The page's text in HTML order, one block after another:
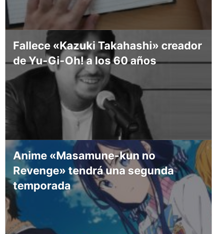
Fallece «Kazuki Takahashi» creador
de Yu-Gi-Oh! a los 60 años
Anime «Masamune-kun no
Revenge» tendrá una segunda
temporada